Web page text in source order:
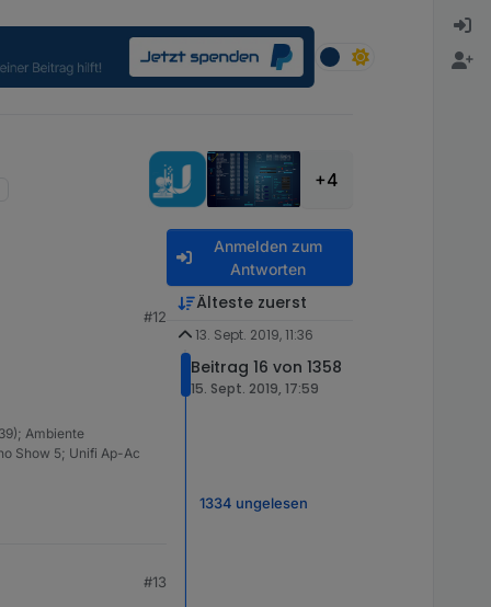
+4
#12
Ambiente
Show 5; Unifi Ap-Ac
#13
Anmelden zum
Antworten
Älteste zuerst
13. Sept. 2019, 11:36
Beitrag 16 von 1358
15. Sept. 2019, 17:59
1334 ungelesen